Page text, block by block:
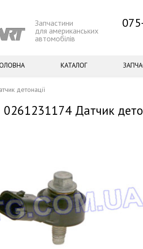
Запчастини
для американських
автомобілів
КАТАЛОГ
детонації
0261231174 Датчик